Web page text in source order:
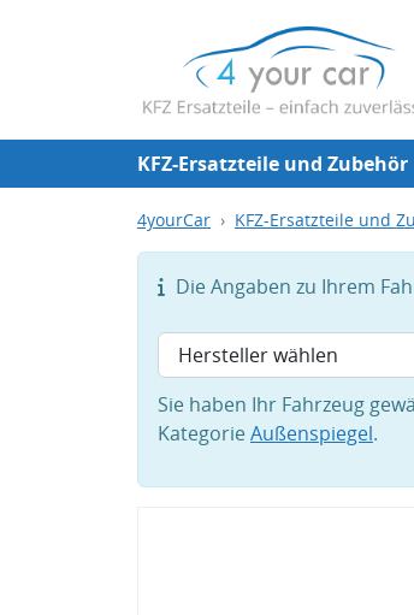
KFZ-Ersatzteile und Zubehör
4yourCar KFZ-Ersatzteile und
Die Angaben zu Ihrem
Sie haben Ihr Fahrzeug
KategorieAußenspiegel.